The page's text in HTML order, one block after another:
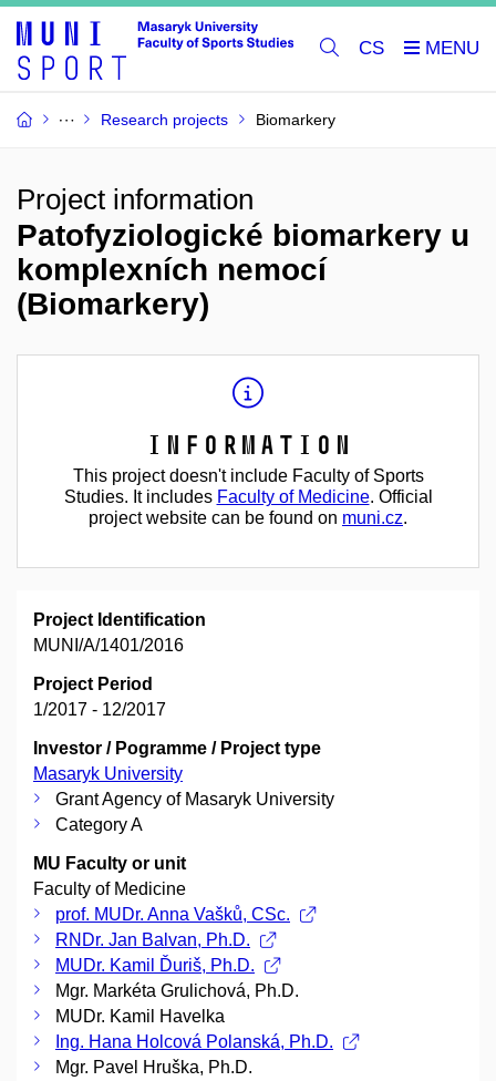
CS
Research projects Biomarkery
Project information
Patofyziologické biomarkery u
komplexních nemocí
(Biomarkery)
Information
This project doesn't include Faculty of Sports
Studies. It includes Faculty of Medicine. Official
project website can be found on muni.cz.
Project Identification
MUNI/A/1401/2016
Project Period
1/2017 - 12/2017
Investor / Pogramme / Project type
Masaryk University
Grant Agency of Masaryk University
Category A
MU Faculty or unit
Faculty of Medicine
prof. MUDr. Anna Vašků, CSc.
RNDr. Jan Balvan, Ph.D.
MUDr. Kamil Ďuriš, Ph.D.
Mgr. Markéta Grulichová, Ph.D.
MUDr. Kamil Havelka
Ing. Hana Holcová Polanská, Ph.D.
Mgr. Pavel Hruška, Ph.D.